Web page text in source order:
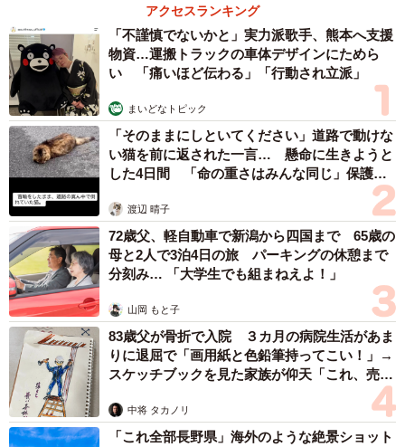
リリーのファンになったきっかけは手を握ってくれたことだった
©Torimura/SQUARE ENIX
ふと気付くと、坂下のスマホに「相川リリーさんが動画を
投稿しました」という通知が届きます。しかし、それは真
っ黒な画面がずっと流れるだけの動画でした。坂下は「事
務所のミスだ」と考え、「炎上しろ。ファンを舐めてるか
らこうなるんだ」と腹いせ半分に動画を拡散してしまいま
す。
アクセスランキング
「不謹慎でないかと」実力派歌手、熊本へ支援
物資…運搬トラックの車体デザインにためら
い 「痛いほど伝わる」「行動され立派」
まいどなトピック
「そのままにしといてください」道路で動けな
い猫を前に返された一言… 懸命に生きようと
した4日間 「命の重さはみんな同じ」保護団
渡辺 晴子
72歳父、軽自動車で新潟から四国まで 65歳の
母と2人で3泊4日の旅 パーキングの休憩まで
分刻み… 「大学生でも組まねえよ！」
山岡 もと子
83歳父が骨折で入院 ３カ月の病院生活があま
りに退屈で「画用紙と色鉛筆持ってこい！」→
スケッチブックを見た家族が仰天「これ、売れ
中将 タカノリ
「これ全部長野県」海外のような絶景ショット